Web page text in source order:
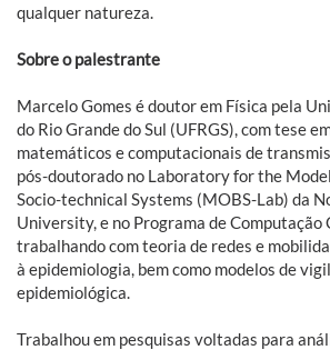
qualquer natureza.
Sobre o palestrante
Marcelo Gomes é doutor em Física pela
do Rio Grande do Sul (UFRGS), com tese
matemáticos e computacionais de
pós-doutorado no Laboratory for the
Socio-technical Systems (MOBS-Lab) da
University, e no Programa de Computação
trabalhando com teoria de redes e
à epidemiologia, bem como modelos de
epidemiológica.
Trabalhou em pesquisas voltadas para